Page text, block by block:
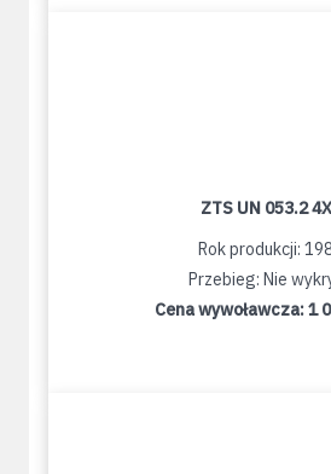
ZTS UN 053.2
Rok produkcji:
Przebieg: Nie
Cena wywoławcza:1